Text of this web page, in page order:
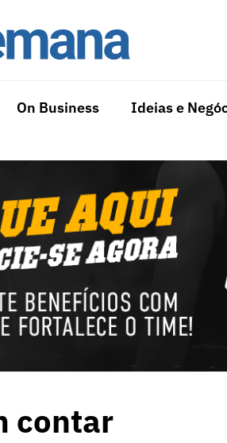
On Business Ideias e
contar